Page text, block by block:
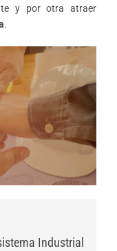
y por otra atraer
.
Industrial